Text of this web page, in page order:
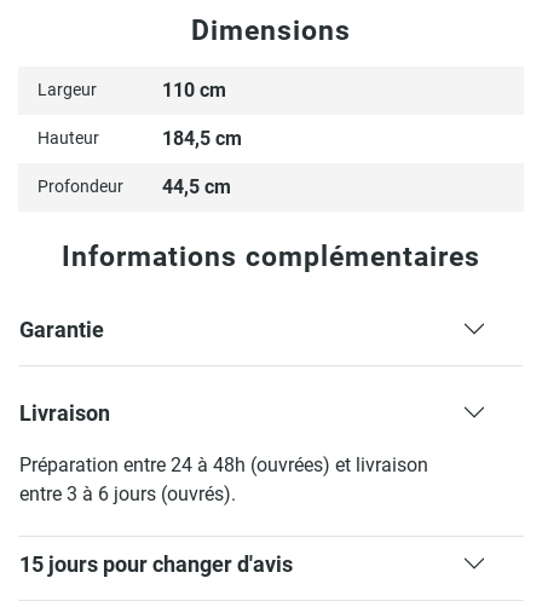
Dimensions
Largeur 110 cm
Hauteur 184,5 cm
Profondeur 44,5 cm
Informations complémentaires
Garantie
Livraison
Préparation entre 24 à 48h (ouvrées) et livraison
entre 3 à 6 jours (ouvrés).
15 jours pour changer d'avis